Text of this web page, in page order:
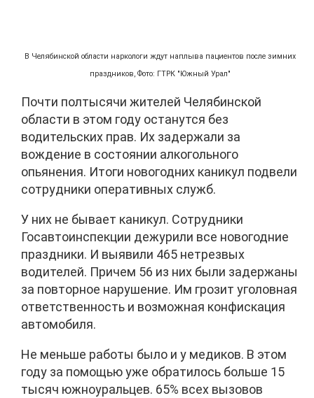
В Челябинской области наркологи ждут наплыва пациентов после зимних
праздников, Фото: ГТРК "Южный Урал"
Почти полтысячи жителей Челябинской
области в этом году останутся без
водительских прав. Их задержали за
вождение в состоянии алкогольного
опьянения. Итоги новогодних каникул подвели
сотрудники оперативных служб.
У них не бывает каникул. Сотрудники
Госавтоинспекции дежурили все новогодние
праздники. И выявили 465 нетрезвых
водителей. Причем 56 из них были задержаны
за повторное нарушение. Им грозит уголовная
ответственность и возможная конфискация
автомобиля.
Не меньше работы было и у медиков. В этом
году за помощью уже обратилось больше 15
тысяч южноуральцев. 65% всех вызовов